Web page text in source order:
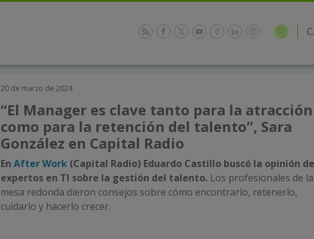
20 de marzo de 2024
“El Manager es clave tanto para la atracción
como para la retención del talento”, Sara
González en Capital Radio
En After Work (Capital Radio) Eduardo Castillo buscó la opinión de
expertos en TI sobre la gestión del talento. Los profesionales de la
mesa redonda dieron consejos sobre cómo encontrarlo, retenerlo,
cuidarlo y hacerlo crecer.